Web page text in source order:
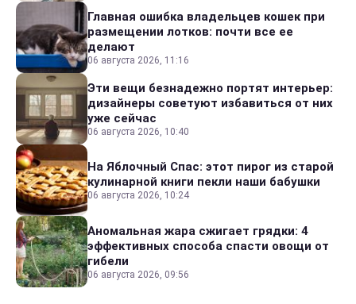
Главная ошибка владельцев кошек при
размещении лотков: почти все ее
делают
06 августа 2026, 11:16
Эти вещи безнадежно портят интерьер:
дизайнеры советуют избавиться от них
уже сейчас
06 августа 2026, 10:40
На Яблочный Спас: этот пирог из старой
кулинарной книги пекли наши бабушки
06 августа 2026, 10:24
Аномальная жара сжигает грядки: 4
эффективных способа спасти овощи от
гибели
06 августа 2026, 09:56